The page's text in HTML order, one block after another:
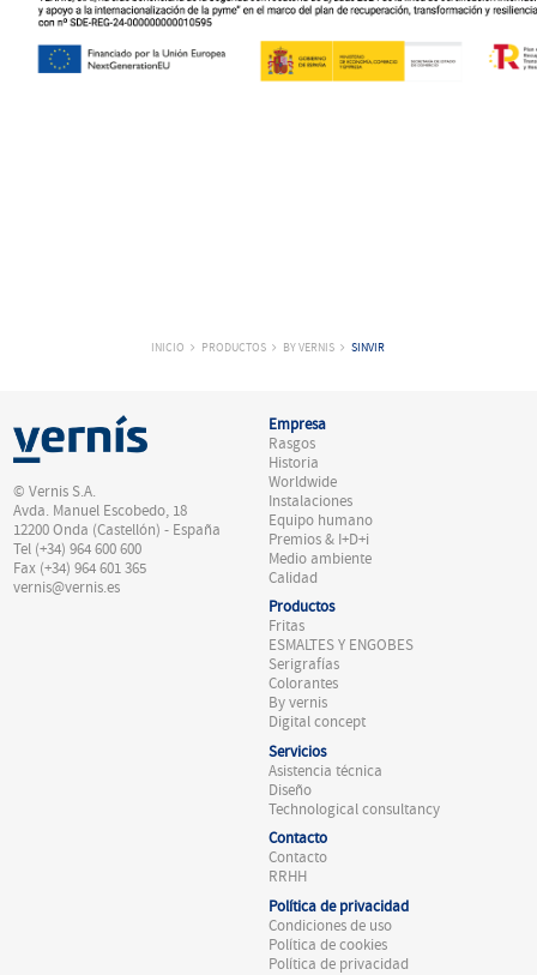
INICIO PRODUCTOS BY VERNIS SINVIR
© Vernis S.A.
Avda. Manuel Escobedo, 18
12200 Onda (Castellón) - España
Tel (+34) 964 600 600
Fax (+34) 964 601 365
vernis@vernis.es
Empresa
Rasgos
Historia
Worldwide
Instalaciones
Equipo humano
Premios & I+D+i
Medio ambiente
Calidad
Productos
Fritas
ESMALTES Y ENGOBES
Serigrafías
Colorantes
By vernis
Digital concept
Servicios
Asistencia técnica
Diseño
Technological consultancy
Contacto
Contacto
RRHH
Política de privacidad
Condiciones de uso
Política de cookies
Política de privacidad